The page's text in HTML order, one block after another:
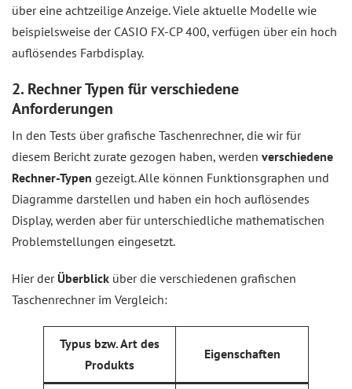
über eine achtzeilige Anzeige. Viele aktuelle Modelle wie
beispielsweise der CASIO FX-CP 400, verfügen über ein hoch
auflösendes Farbdisplay.
2. Rechner Typen für verschiedene
Anforderungen
In den Tests über grafische Taschenrechner, die wir für
diesem Bericht zurate gezogen haben, werden verschiedene
Rechner-Typen gezeigt. Alle können Funktionsgraphen und
Diagramme darstellen und haben ein hoch auflösendes
Display, werden aber für unterschiedliche mathematischen
Problemstellungen eingesetzt.
Hier der Überblick über die verschiedenen grafischen
Taschenrechner im Vergleich:
Typus bzw. Art des
Produkts
Eigenschaften